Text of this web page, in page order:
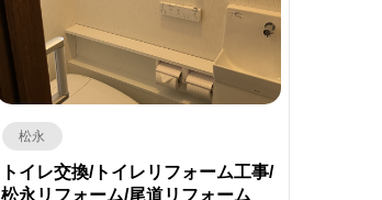
松永
トイレ交換/トイレリフォーム工事/
松永リフォーム/尾道リフォーム